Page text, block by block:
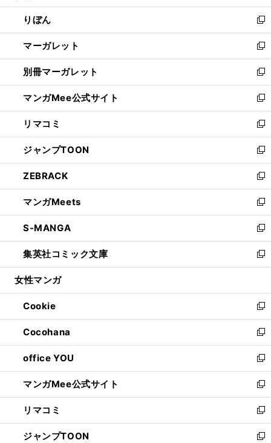
開
く
ウ
で
開
く
ン
ド
ウ
で
開
く
ウ
ィ
ン
ド
ウ
で
開
く
りぼん
新
し
い
ウ
ィ
ン
ド
ウ
で
開
く
マーガレット
新
し
い
ウ
ィ
ン
ド
ウ
で
開
く
別冊マーガレット
新
し
い
ウ
ィ
ン
ド
ウ
で
開
く
マンガMee公式サイト
新
し
い
ウ
ィ
ン
ド
ウ
で
開
く
リマコミ
新
し
い
ウ
ィ
ン
ド
ウ
で
開
く
ジャンプTOON
新
し
い
ウ
ィ
ン
ド
ウ
で
開
ZEBRACK
新
し
い
ウ
ィ
ン
ド
ウ
開
く
マンガMeets
新
し
い
ウ
ィ
ン
ウ
で
開
く
S-MANGA
新
し
い
ウ
ン
ド
ウ
で
開
く
集英社コミック文庫
新
し
ウ
ィ
ン
ド
ウ
で
開
く
女性マンガ
Cookie
新
し
い
ウ
ィ
ン
ド
ウ
で
開
く
Cocohana
新
し
い
ウ
ィ
ン
ド
ウ
で
office YOU
新
し
い
ウ
ィ
ン
ド
マンガMee公式サイト
新
し
い
ウ
ィ
リマコミ
新
し
い
ジャンプTOON 新